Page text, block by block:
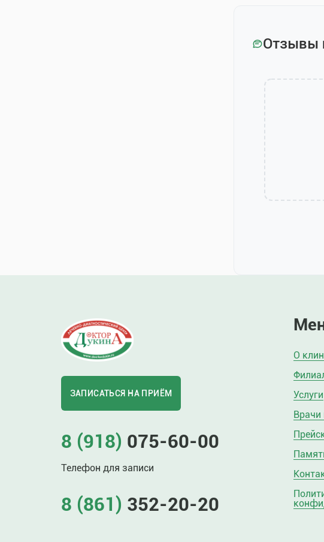
Отзывы
ЗАПИСАТЬСЯ НА ПРИЁМ
8 (918) 075-60-00
Телефон для записи
8 (861) 352-20-20
О
Услуги
Врачи